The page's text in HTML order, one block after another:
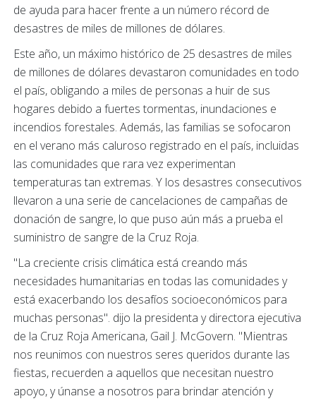
de ayuda para hacer frente a un número récord de
desastres de miles de millones de dólares.
Este año, un máximo histórico de 25 desastres de miles
de millones de dólares devastaron comunidades en todo
el país, obligando a miles de personas a huir de sus
hogares debido a fuertes tormentas, inundaciones e
incendios forestales. Además, las familias se sofocaron
en el verano más caluroso registrado en el país, incluidas
las comunidades que rara vez experimentan
temperaturas tan extremas. Y los desastres consecutivos
llevaron a una serie de cancelaciones de campañas de
donación de sangre, lo que puso aún más a prueba el
suministro de sangre de la Cruz Roja.
"La creciente crisis climática está creando más
necesidades humanitarias en todas las comunidades y
está exacerbando los desafíos socioeconómicos para
muchas personas". dijo la presidenta y directora ejecutiva
de la Cruz Roja Americana, Gail J. McGovern. "Mientras
nos reunimos con nuestros seres queridos durante las
fiestas, recuerden a aquellos que necesitan nuestro
apoyo, y únanse a nosotros para brindar atención y